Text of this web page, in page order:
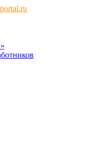
portal.ru